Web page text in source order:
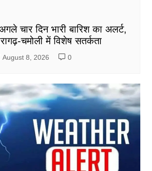
चार दिन भारी बारिश का अलर्ट,
चमोली में विशेष सतर्कता
August 8, 2026 0